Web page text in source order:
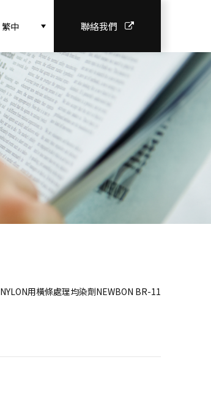
繁中 聯絡我們
NYLON用橫條處理均染劑NEWBON BR-11